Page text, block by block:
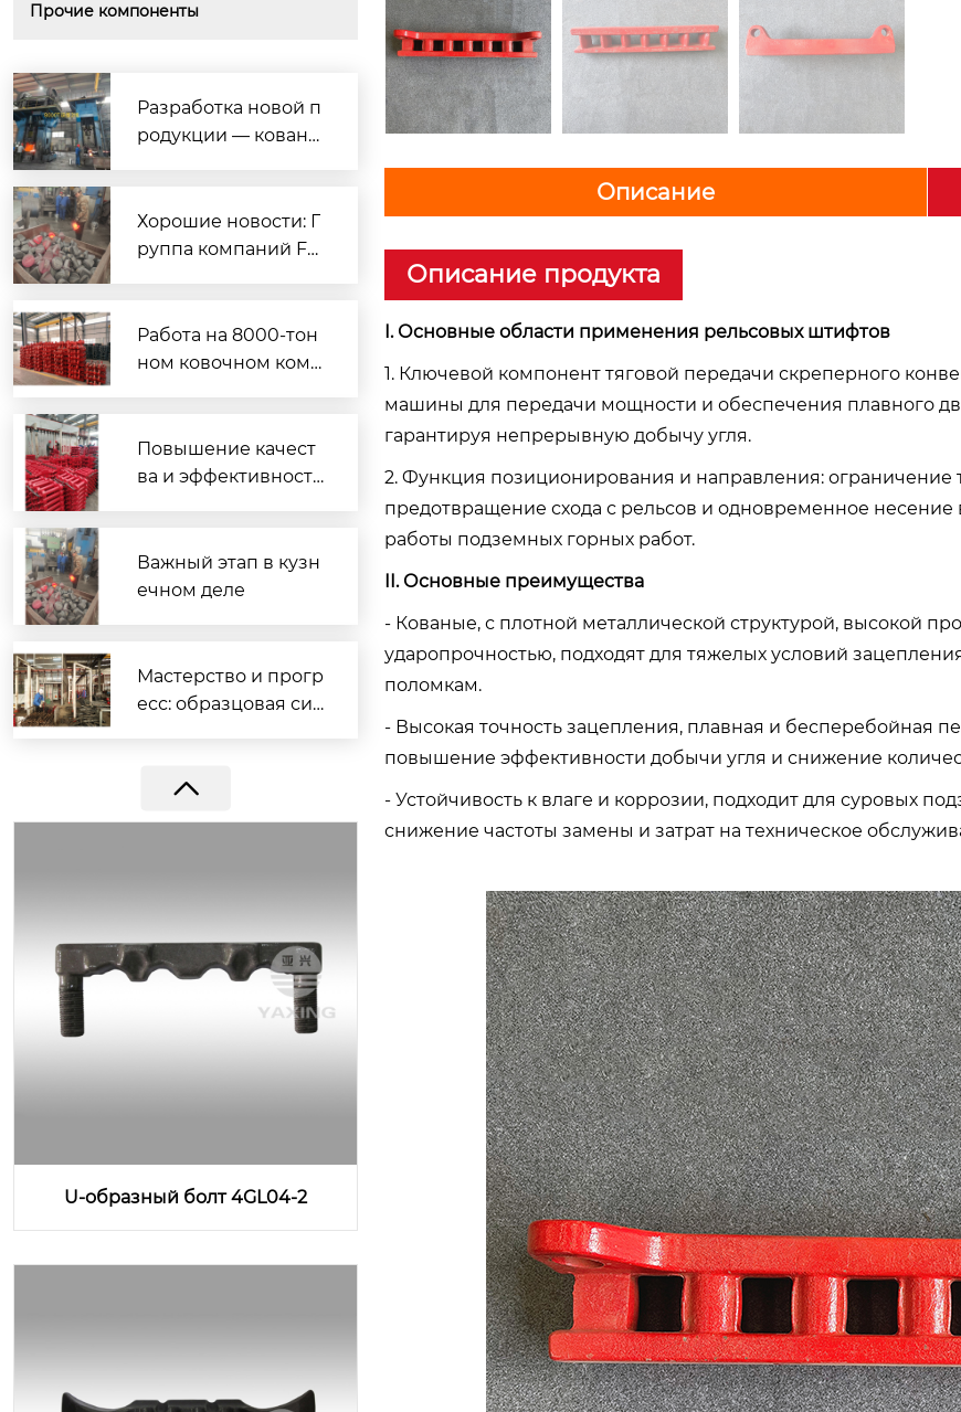
Прочие компоненты
Разработка новой п
родукции — кована
Хорошие новости: Г
руппа компаний Fe
бъемы производств
а, а ее кузнечные м
Работа на 8000-тон
ном ковочном комп
роизводство зубчат
ых реек устанавлив
Повышение качест
ва и эффективности
Хунвэя устанавлива
ет рекорд по объем
Важный этап в кузн
ечном деле
Мастерство и прогр
есс: образцовая сил
ение заказов
E-образный болт 3TY-02
Скребок 90S012107-1
U-образный болт 4GL04-2
Описание
Описание продукта
I. Основные области применения рельсовых штифтов
1. Ключевой компонент тяговой передачи скреперного
машины для передачи мощности и обеспечения плавного
гарантируя непрерывную добычу угля.
2. Функция позиционирования и направления:
предотвращение схода с рельсов и одновременное
работы подземных горных работ.
II. Основные преимущества
- Кованые, с плотной металлической структурой, высокой
ударопрочностью, подходят для тяжелых условий
поломкам.
- Высокая точность зацепления, плавная и бесперебойная
повышение эффективности добычи угля и снижение
- Устойчивость к влаге и коррозии, подходит для суровых
снижение частоты замены и затрат на техническое